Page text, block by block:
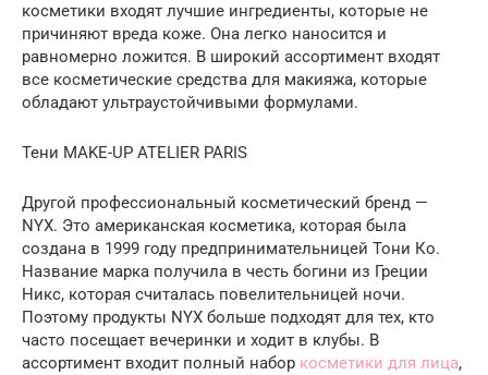
косметики входят лучшие ингредиенты, которые не
причиняют вреда коже. Она легко наносится и
равномерно ложится. В широкий ассортимент входят
все косметические средства для макияжа, которые
обладают ультраустойчивыми формулами.
Тени MAKE-UP ATELIER PARIS
Другой профессиональный косметический бренд —
NYX. Это американская косметика, которая была
создана в 1999 году предпринимательницей Тони Ко.
Название марка получила в честь богини из Греции
Никс, которая считалась повелительницей ночи.
Поэтому продукты NYX больше подходят для тех, кто
часто посещает вечеринки и ходит в клубы. В
ассортимент входит полный набор косметики для лица,